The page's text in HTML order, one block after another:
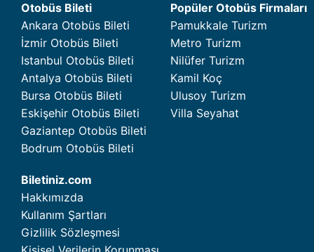
Otobüs Bileti
Ankara Otobüs Bileti
İzmir Otobüs Bileti
Istanbul Otobüs Bileti
Antalya Otobüs Bileti
Bursa Otobüs Bileti
Eskişehir Otobüs Bileti
Gaziantep Otobüs Bileti
Bodrum Otobüs Bileti
Popüler Otobüs Firmaları
Pamukkale Turizm
Metro Turizm
Nilüfer Turizm
Kamil Koç
Ulusoy Turizm
Villa Seyahat
Biletiniz.com
Hakkımızda
Kullanım Şartları
Gizlilik Sözleşmesi